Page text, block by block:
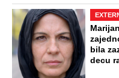
bila
decu